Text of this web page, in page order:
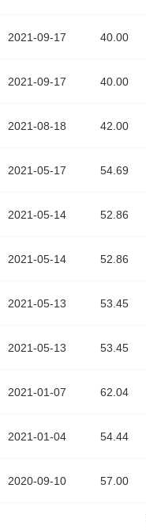
2021-09-17
2021-09-17
2021-08-18
2021-05-17
2021-05-14
2021-05-14
2021-05-13
2021-05-13
2021-01-07
2021-01-04
2020-09-10
40.00
40.00
42.00
54.69
52.86
52.86
53.45
53.45
62.04
54.44
57.00